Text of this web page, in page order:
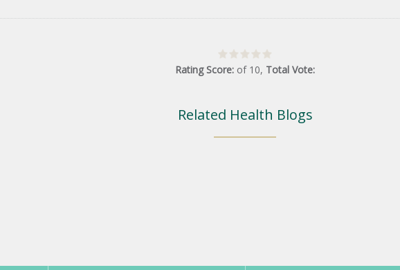
Rating Score: of 10, Total Vote:
Related Health Blogs